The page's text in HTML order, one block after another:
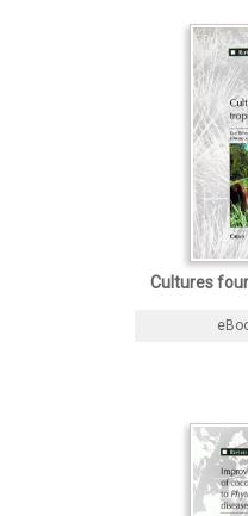
Cultures